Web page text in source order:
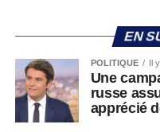
EN
POLITIQUE Il
Une
russe
apprécié